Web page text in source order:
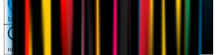
Mymilan
ricerca